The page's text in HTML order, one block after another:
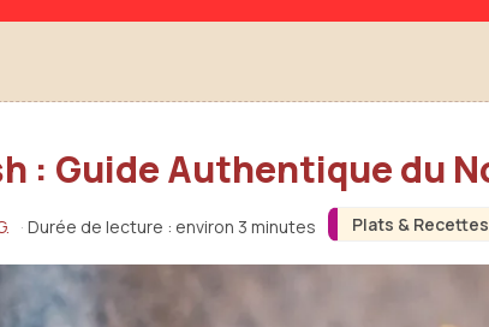
Plats &
: Guide Authentique du
· Durée de lecture : environ 3 minutes